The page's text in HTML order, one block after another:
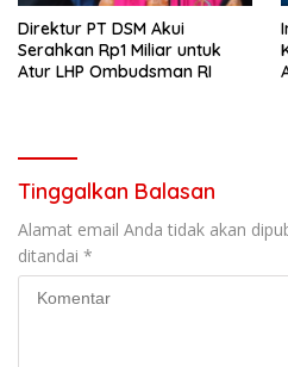
Direktur PT DSM Akui
Serahkan Rp1 Miliar untuk
Atur LHP Ombudsman RI
Tinggalkan Balasan
Alamat email Anda tidak akan
ditandai *